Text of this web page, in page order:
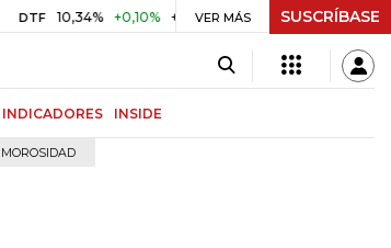
10,34% +0,10% +0,98% UVR $ 416,86 +$ 0,05
VER MÁS SUSCRÍBASE
INDICADORES INSIDE
MOROSIDAD